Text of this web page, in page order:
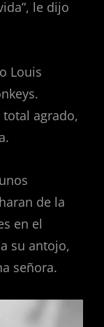
le dijo
Louis
agrado,
de la
en el
su antojo,
señora.